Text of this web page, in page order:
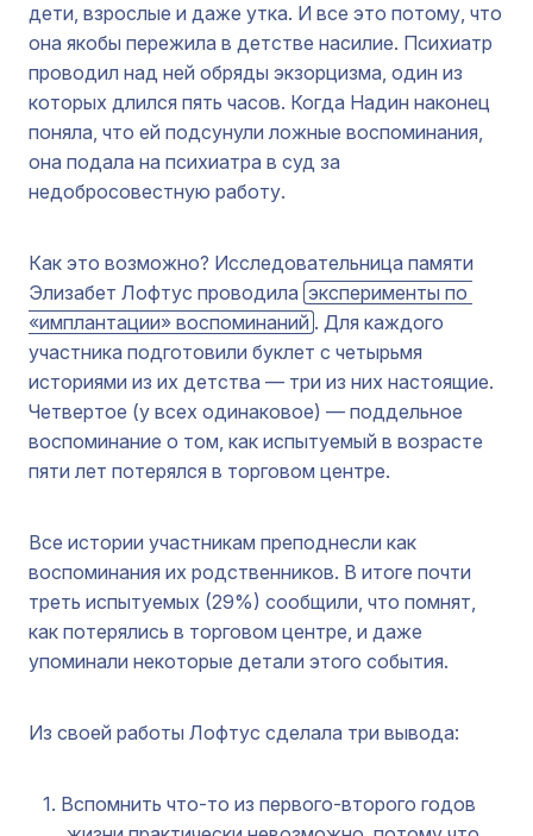
дети, взрослые и даже утка. И все это потому, что
она якобы пережила в детстве насилие. Психиатр
проводил над ней обряды экзорцизма, один из
которых длился пять часов. Когда Надин наконец
поняла, что ей подсунули ложные воспоминания,
она подала на психиатра в суд за
недобросовестную работу.
Как это возможно? Исследовательница памяти
Элизабет Лофтус проводила эксперименты по
«имплантации» воспоминаний . Для каждого
участника подготовили буклет с четырьмя
историями из их детства — три из них настоящие.
Четвертое (у всех одинаковое) — поддельное
воспоминание о том, как испытуемый в возрасте
пяти лет потерялся в торговом центре.
Все истории участникам преподнесли как
воспоминания их родственников. В итоге почти
треть испытуемых (29%) сообщили, что помнят,
как потерялись в торговом центре, и даже
упоминали некоторые детали этого события.
Из своей работы Лофтус сделала три вывода:
Вспомнить что-то из первого-второго годов